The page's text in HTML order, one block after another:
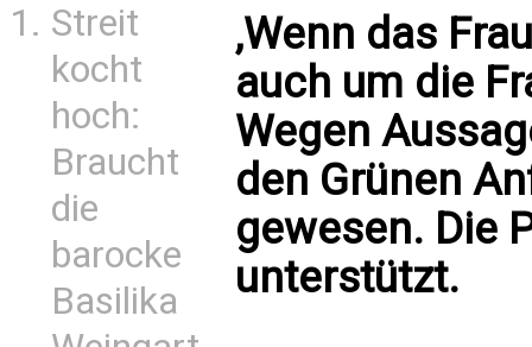
Streit
kocht
hoch:
Braucht
die
barocke
Basilika
‚Wenn das
auch um die
Wegen
den Grünen
gewesen. Die
unterstützt.